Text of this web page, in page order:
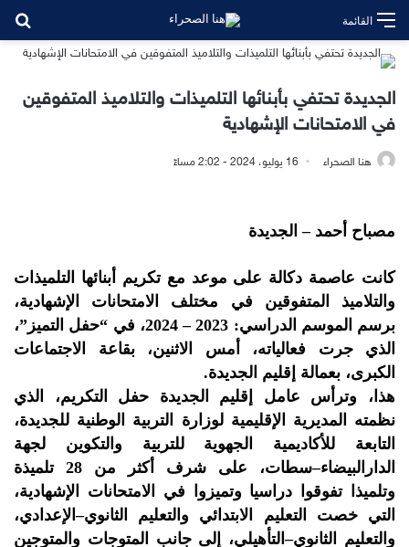
القائمة
الجديدة تحتفي بأبنائها التلميذات والتلاميذ المتفوقين
في الامتحانات الإشهادية
هنا الصحراء 16 يوليو، 2024 - 2:02 مساءً
مصباح أحمد – الجديدة
كانت عاصمة دكالة على موعد مع تكريم أبنائها التلميذات
والتلاميذ المتفوقين في مختلف الامتحانات الإشهادية،
برسم الموسم الدراسي: 2023 – 2024، في “حفل التميز”،
الذي جرت فعالياته، أمس الاثنين، بقاعة الاجتماعات
الكبرى، بعمالة إقليم الجديدة.
هذا، وترأس عامل إقليم الجديدة حفل التكريم، الذي
نظمته المديرية الإقليمية لوزارة التربية الوطنية للجديدة،
التابعة للأكاديمية الجهوية للتربية والتكوين لجهة
الدارالبيضاء–سطات، على شرف أكثر من 28 تلميذة
وتلميذا تفوقوا دراسيا وتميزوا في الامتحانات الإشهادية،
التي خصت التعليم الابتدائي والتعليم الثانوي–الإعدادي،
والتعليم الثانوي–التأهيلي، إلى جانب المتوجات والمتوجين